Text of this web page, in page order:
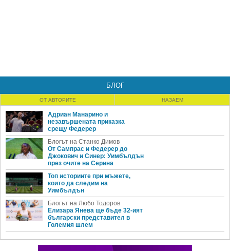
БЛОГ
ОТ АВТОРИТЕ НАЗАЕМ
Адриан Манарино и
незавършената приказка
срещу Федерер
Блогът на Станко Димов
От Сампрас и Федерер до
Джокович и Синер: Уимбълдън
през очите на Серина
Топ историите при мъжете,
които да следим на
Уимбълдън
Блогът на Любо Тодоров
Елизара Янева ще бъде 32-ият
български представител в
Големия шлем